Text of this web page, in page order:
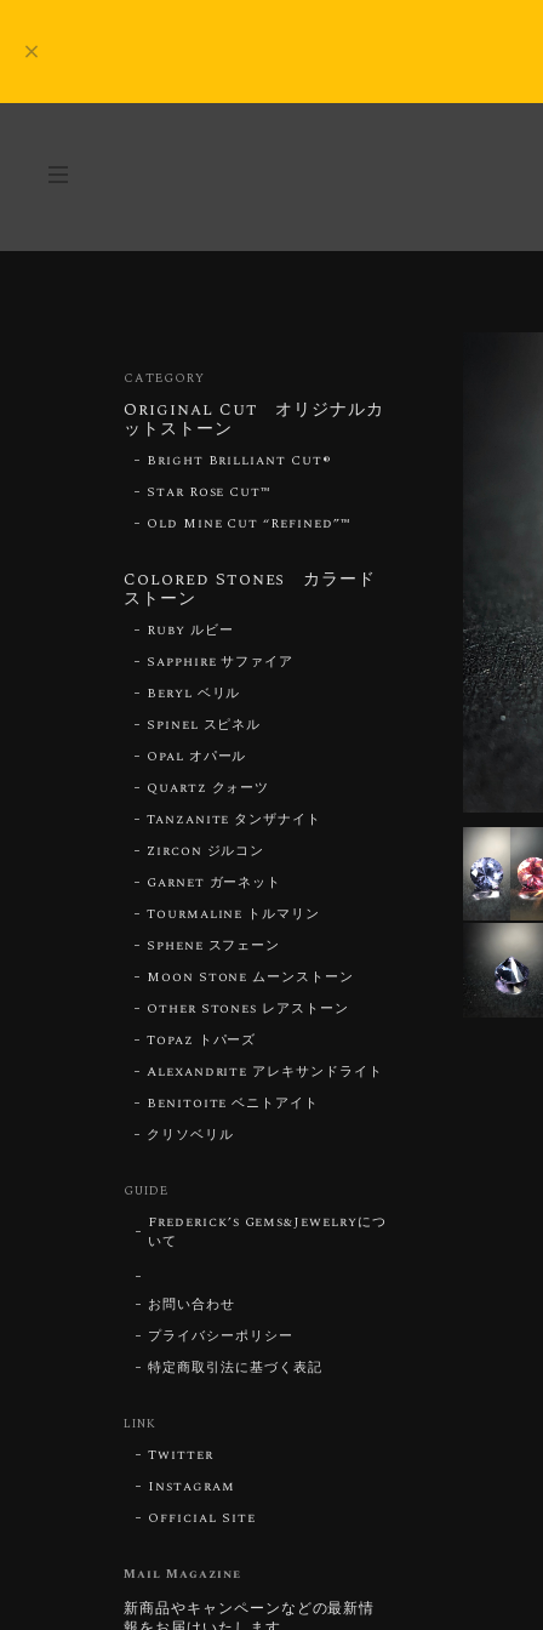
CATEGORY
Original Cut オリジナルカ
ットストーン
Bright Brilliant Cut®︎
Star Rose Cut™︎
Old Mine Cut “Refined”™︎
Colored Stones カラード
ストーン
Ruby ルビー
Sapphire サファイア
Beryl ベリル
Spinel スピネル
Opal オパール
Quartz クォーツ
Tanzanite タンザナイト
Zircon ジルコン
Garnet ガーネット
Tourmaline トルマリン
Sphene スフェーン
Moon Stone ムーンストーン
Other Stones レアストーン
Topaz トパーズ
Alexandrite アレキサンドライト
Benitoite ベニトアイト
クリソベリル
GUIDE
Frederick’s Gems&Jewelryにつ
いて
お問い合わせ
プライバシーポリシー
特定商取引法に基づく表記
LINK
Twitter
Instagram
Official Site
Mail Magazine
新商品やキャンペーンなどの最新情